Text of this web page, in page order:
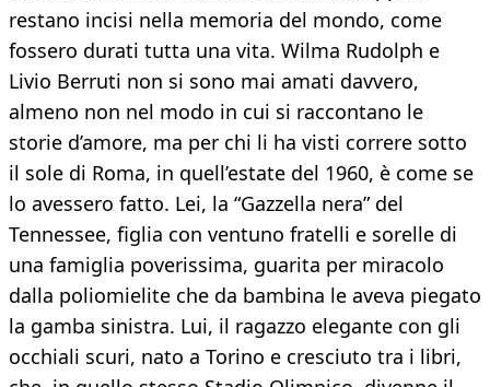
restano incisi nella memoria del mondo, come
fossero durati tutta una vita. Wilma Rudolph e
Livio Berruti non si sono mai amati davvero,
almeno non nel modo in cui si raccontano le
storie d’amore, ma per chi li ha visti correre sotto
il sole di Roma, in quell’estate del 1960, è come se
lo avessero fatto. Lei, la “Gazzella nera” del
Tennessee, figlia con ventuno fratelli e sorelle di
una famiglia poverissima, guarita per miracolo
dalla poliomielite che da bambina le aveva piegato
la gamba sinistra. Lui, il ragazzo elegante con gli
occhiali scuri, nato a Torino e cresciuto tra i libri,